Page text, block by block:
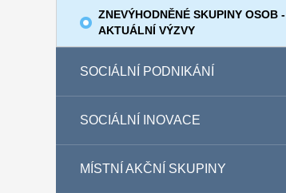
ZNEVÝHODNĚNÉ SKUPINY OSOB -
AKTUÁLNÍ VÝZVY
SOCIÁLNÍ PODNIKÁNÍ
SOCIÁLNÍ INOVACE
MÍSTNÍ AKČNÍ SKUPINY